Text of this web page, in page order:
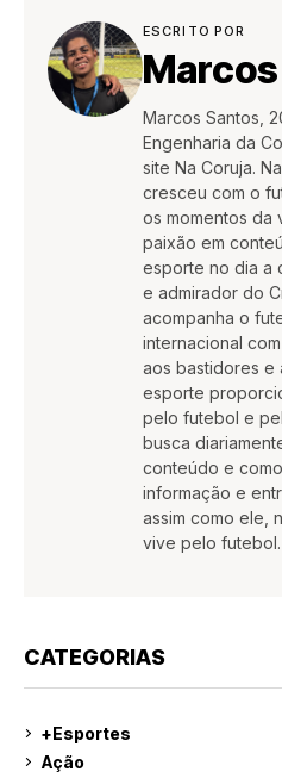
ESCRITO POR
Marcos Santos,
Engenharia da
site Na Coruja.
cresceu com o
os momentos da
paixão em
esporte no dia a
e admirador do
acompanha o
internacional
aos bastidores e
esporte
pelo futebol e
busca
conteúdo e
informação e
assim como ele,
vive pelo futebol.
CATEGORIAS
+Esportes
Ação